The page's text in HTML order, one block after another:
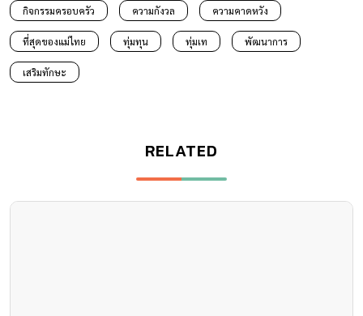
กิจกรรมครอบครัว ความกังวล ความคาดหวัง
ที่สุดของแม่ไทย ทุ่มทุน ทุ่มเท พัฒนาการ
เสริมทักษะ
RELATED